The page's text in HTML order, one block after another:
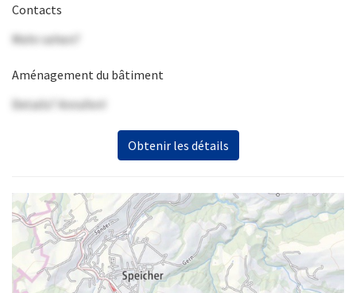
Contacts
Mehr sehen?
Aménagement du bâtiment
Details? Anrufen!
Obtenir les détails